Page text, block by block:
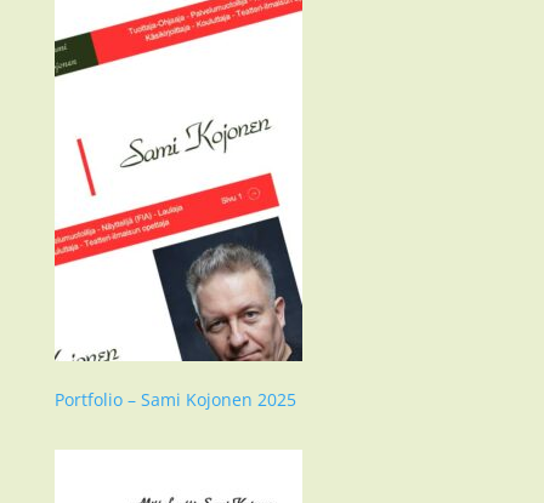
Portfolio – Sami Kojonen 2025